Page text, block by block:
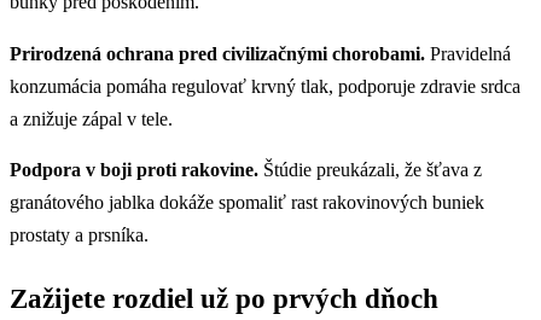
Prirodzená ochrana pred civilizačnými chorobami. Pravidelná
konzumácia pomáha regulovať krvný tlak, podporuje zdravie srdca
a znižuje zápal v tele.
Podpora v boji proti rakovine. Štúdie preukázali, že šťava z
granátového jablka dokáže spomaliť rast rakovinových buniek
prostaty a prsníka.
Zažijete rozdiel už po prvých dňoch